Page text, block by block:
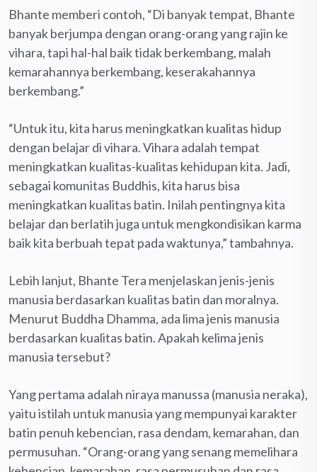
Bhante memberi contoh, “Di banyak tempat, Bhante
banyak berjumpa dengan orang-orang yang rajin ke
vihara, tapi hal-hal baik tidak berkembang, malah
kemarahannya berkembang, keserakahannya
berkembang.”
“Untuk itu, kita harus meningkatkan kualitas hidup
dengan belajar di vihara. Vihara adalah tempat
meningkatkan kualitas-kualitas kehidupan kita. Jadi,
sebagai komunitas Buddhis, kita harus bisa
meningkatkan kualitas batin. Inilah pentingnya kita
belajar dan berlatih juga untuk mengkondisikan karma
baik kita berbuah tepat pada waktunya,” tambahnya.
Lebih lanjut, Bhante Tera menjelaskan jenis-jenis
manusia berdasarkan kualitas batin dan moralnya.
Menurut Buddha Dhamma, ada lima jenis manusia
berdasarkan kualitas batin. Apakah kelima jenis
manusia tersebut?
Yang pertama adalah niraya manussa (manusia neraka),
yaitu istilah untuk manusia yang mempunyai karakter
batin penuh kebencian, rasa dendam, kemarahan, dan
permusuhan. “Orang-orang yang senang memelihara